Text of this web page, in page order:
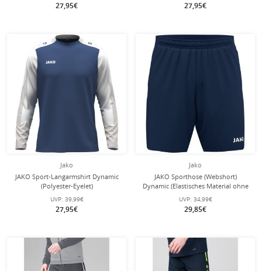
27,95€ 27,95€
Jako
JAKO Sport-Langarmshirt Dynamic
(Polyester-Eyelet)
nachtblau/weiss/hellgrau Herren
UVP: 39,99€
27,95€
Jako
JAKO Sporthose (Webshort)
Dynamic (Elastisches Material ohne
Innenfutter) kurz marineblau Herren
UVP: 34,99€
29,85€